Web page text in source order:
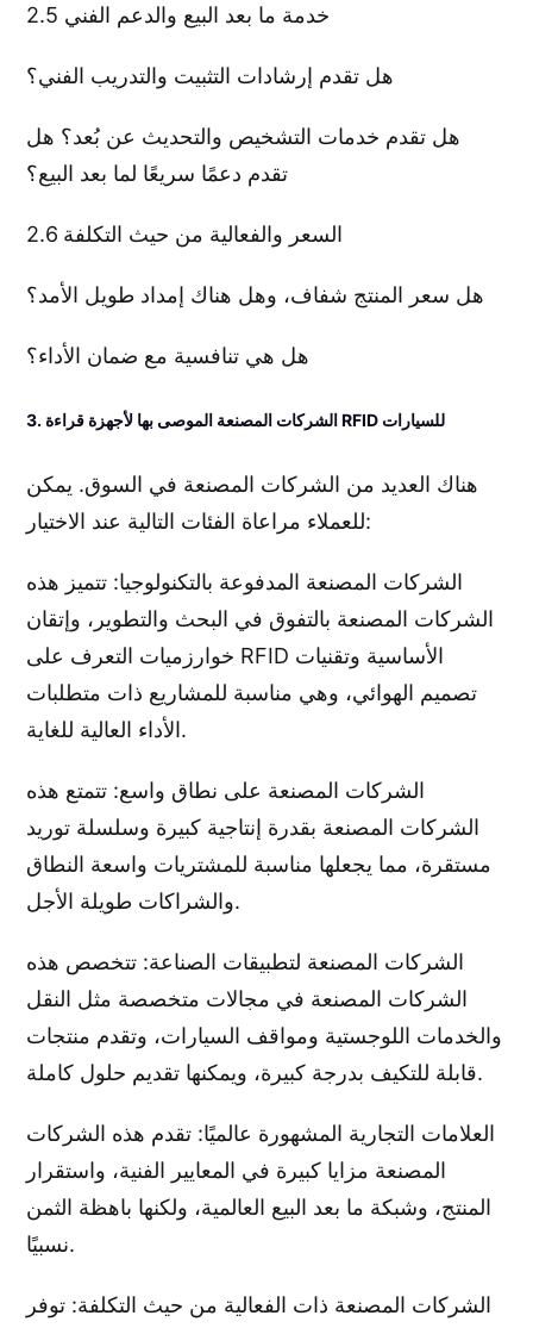
2.5 خدمة ما بعد البيع والدعم الفني
هل تقدم إرشادات التثبيت والتدريب الفني؟
هل تقدم خدمات التشخيص والتحديث عن بُعد؟ هل
تقدم دعمًا سريعًا لما بعد البيع؟
2.6 السعر والفعالية من حيث التكلفة
هل سعر المنتج شفاف، وهل هناك إمداد طويل الأمد؟
هل هي تنافسية مع ضمان الأداء؟
3. الشركات المصنعة الموصى بها لأجهزة قراءة RFID للسيارات
هناك العديد من الشركات المصنعة في السوق. يمكن
للعملاء مراعاة الفئات التالية عند الاختيار:
الشركات المصنعة المدفوعة بالتكنولوجيا: تتميز هذه
الشركات المصنعة بالتفوق في البحث والتطوير، وإتقان
خوارزميات التعرف على RFID الأساسية وتقنيات
تصميم الهوائي، وهي مناسبة للمشاريع ذات متطلبات
الأداء العالية للغاية.
الشركات المصنعة على نطاق واسع: تتمتع هذه
الشركات المصنعة بقدرة إنتاجية كبيرة وسلسلة توريد
مستقرة، مما يجعلها مناسبة للمشتريات واسعة النطاق
والشراكات طويلة الأجل.
الشركات المصنعة لتطبيقات الصناعة: تتخصص هذه
الشركات المصنعة في مجالات متخصصة مثل النقل
والخدمات اللوجستية ومواقف السيارات، وتقدم منتجات
قابلة للتكيف بدرجة كبيرة، ويمكنها تقديم حلول كاملة.
العلامات التجارية المشهورة عالميًا: تقدم هذه الشركات
المصنعة مزايا كبيرة في المعايير الفنية، واستقرار
المنتج، وشبكة ما بعد البيع العالمية، ولكنها باهظة الثمن
نسبيًا.
الشركات المصنعة ذات الفعالية من حيث التكلفة: توفر